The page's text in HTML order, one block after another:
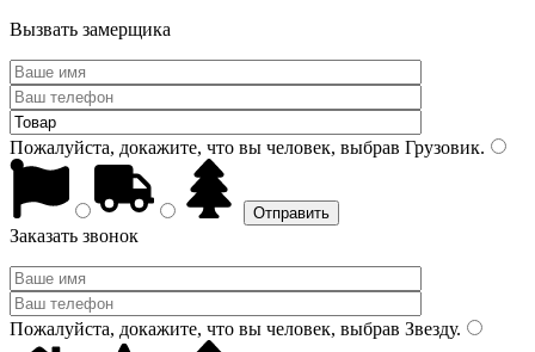
Вызвать замерщика
Пожалуйста, докажите, что вы человек, выбрав Грузовик.
Заказать звонок
Пожалуйста, докажите, что вы человек, выбрав Звезду.